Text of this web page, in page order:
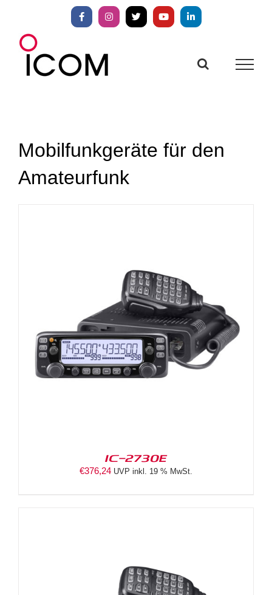
springen
FacebookInstagram
X YouTubeLinkedIn
Mobilfunkgeräte für den
Amateurfunk
IC-2730E
€376,24 UVP inkl. 19 % MwSt.